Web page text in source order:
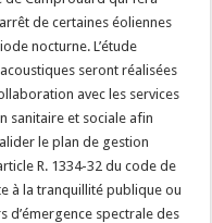
de certaines éoliennes
nocturne. L’étude
seront réalisées
avec les services
sanitaire et sociale afin
le plan de gestion
R. 1334-32 du code de
à la tranquillité publique ou
d’émergence spectrale des